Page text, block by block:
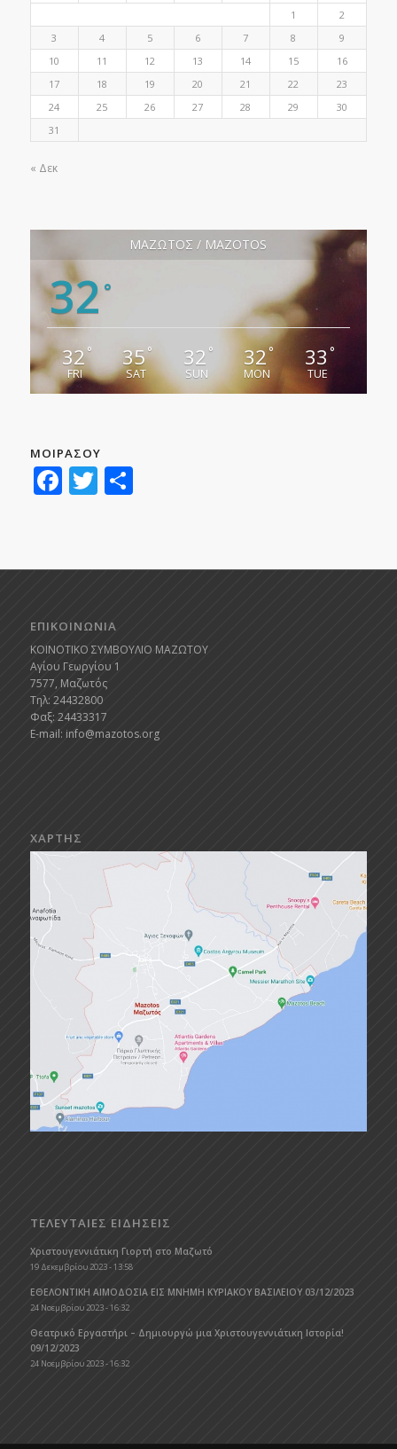
1
2
3
4 5 6 7 8
9
10
11 12 13 14 15
16
17
18 19 20 21 22
23
24
25 26 27 28 29
30
31
« Δεκ
ΜΑΖΩΤΟΣ / MAZOTOS
32 °
32°
FRI
35°
SAT
32 °
SUN
32°
MON
33 °
TUE
ΜΟΙΡΑΣΟΥ
Facebook
Twitter
Μοιραστείτε
ΕΠΙΚΟΙΝΩΝΙΑ
ΚΟΙΝΟΤΙΚΟ ΣΥΜΒΟΥΛΙΟ ΜΑΖΩΤΟΥ
Αγίου Γεωργίου 1
7577, Μαζωτός
Τηλ: 24432800
Φαξ: 24433317
E-mail: info@mazotos.org
ΧΑΡΤΗΣ
ΤΕΛΕΥΤΑΙΕΣ ΕΙΔΗΣΕΙΣ
Χριστουγεννιάτικη Γιορτή στο Μαζωτό
19 Δεκεμβρίου 2023 - 13:58
ΕΘΕΛΟΝΤΙΚΗ ΑΙΜΟΔΟΣΙΑ ΕΙΣ ΜΝΗΜΗ ΚΥΡΙΑΚΟΥ ΒΑΣΙΛΕΙΟΥ 03/12/2023
24 Νοεμβρίου 2023 - 16:32
Θεατρικό Εργαστήρι – Δημιουργώ μια Χριστουγεννιάτικη Ιστορία!
09/12/2023
24 Νοεμβρίου 2023 - 16:32